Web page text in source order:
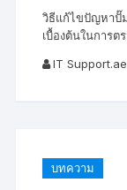
วิธีแก้ไขปัญหาปั๊
เบื้องต้นในการ
IT
บทความ